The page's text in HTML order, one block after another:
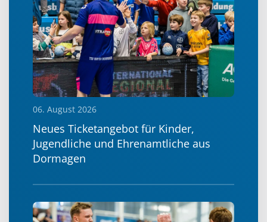
06. August 2026
Neues Ticketangebot für Kinder,
Jugendliche und Ehrenamtliche aus
Dormagen